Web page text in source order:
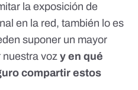
la exposición de
en la red, también lo es
suponer un mayor
nuestra voz y en qué
compartir estos